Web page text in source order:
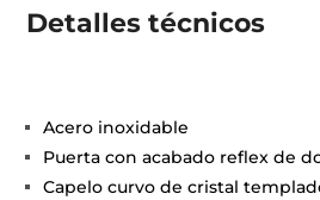
Detalles técnicos
Acero inoxidable
Puerta con acabado reflex de
Capelo curvo de cristal